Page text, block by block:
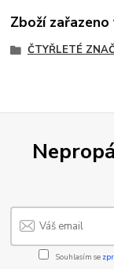
Zboží
ČTYŘLETÉ
Souhlasím se